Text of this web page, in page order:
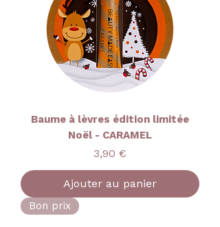
Baume à lèvres édition limitée
Noël - CARAMEL
Prix
3,90 €
Ajouter au panier
Bon prix